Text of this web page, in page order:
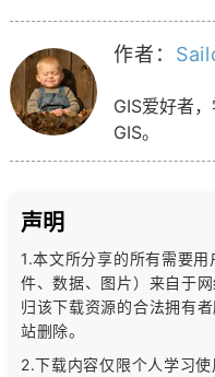
作者：
GIS爱好者
GIS。
声明
1.本文所分享的所有需要
件、数据、图片） 来自于
归该下载资源的合法拥有
站删除。
2.下载内容仅限个人学习使